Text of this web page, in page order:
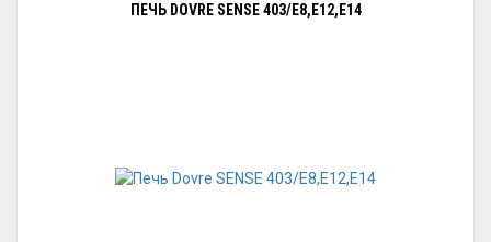
ПЕЧЬ DOVRE SENSE 403/E8,E12,E14